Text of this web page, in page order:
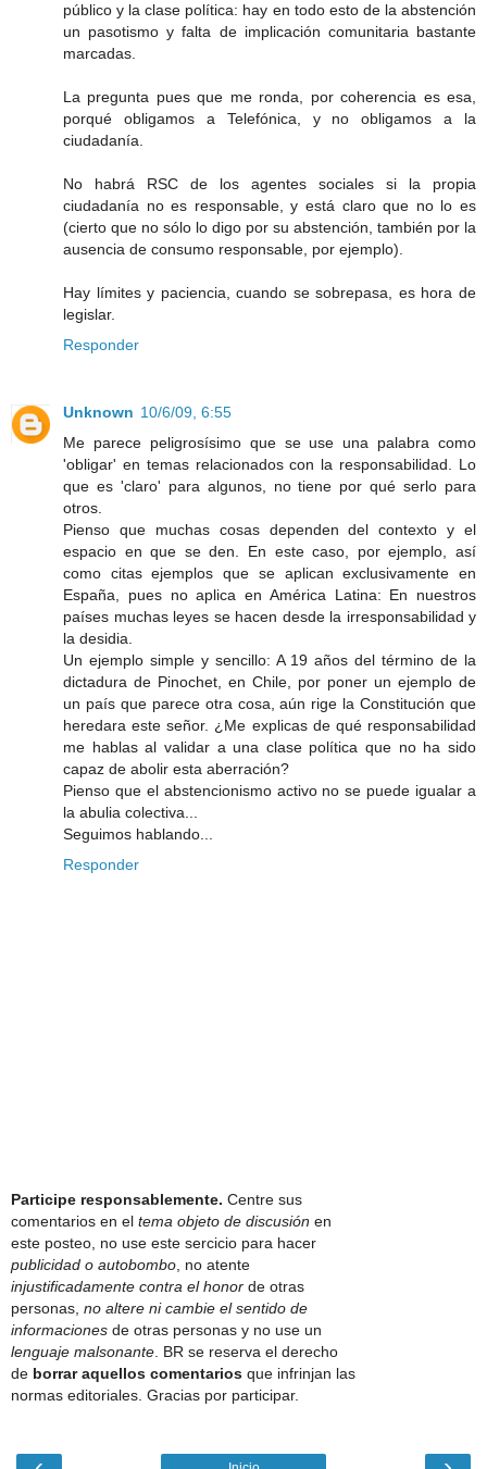
público y la clase política: hay en todo esto de la abstención
un pasotismo y falta de implicación comunitaria bastante
marcadas.
La pregunta pues que me ronda, por coherencia es esa,
porqué obligamos a Telefónica, y no obligamos a la
ciudadanía.
No habrá RSC de los agentes sociales si la propia
ciudadanía no es responsable, y está claro que no lo es
(cierto que no sólo lo digo por su abstención, también por la
ausencia de consumo responsable, por ejemplo).
Hay límites y paciencia, cuando se sobrepasa, es hora de
legislar.
Responder
Unknown 10/6/09, 6:55
Me parece peligrosísimo que se use una palabra como
'obligar' en temas relacionados con la responsabilidad. Lo
que es 'claro' para algunos, no tiene por qué serlo para
otros.
Pienso que muchas cosas dependen del contexto y el
espacio en que se den. En este caso, por ejemplo, así
como citas ejemplos que se aplican exclusivamente en
España, pues no aplica en América Latina: En nuestros
países muchas leyes se hacen desde la irresponsabilidad y
la desidia.
Un ejemplo simple y sencillo: A 19 años del término de la
dictadura de Pinochet, en Chile, por poner un ejemplo de
un país que parece otra cosa, aún rige la Constitución que
heredara este señor. ¿Me explicas de qué responsabilidad
me hablas al validar a una clase política que no ha sido
capaz de abolir esta aberración?
Pienso que el abstencionismo activo no se puede igualar a
la abulia colectiva...
Seguimos hablando...
Responder
Participe responsablemente. Centre sus
comentarios en el tema objeto de discusión en
este posteo, no use este sercicio para hacer
publicidad o autobombo , no atente
injustificadamente contra el honor de otras
personas, no altere ni cambie el sentido de
informaciones de otras personas y no use un
lenguaje malsonante . BR se reserva el derecho
de borrar aquellos comentarios que infrinjan las
normas editoriales. Gracias por participar.